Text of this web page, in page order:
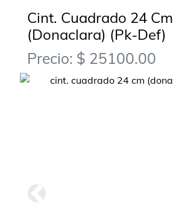
Cint. Cuadrado 24 Cm
(Donaclara) (Pk-Def)
Precio: $ 25100.00